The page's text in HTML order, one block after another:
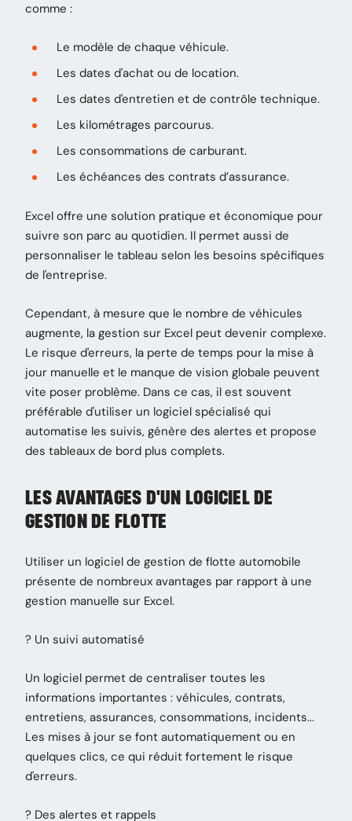
comme :
Le modèle de chaque véhicule.
Les dates d'achat ou de location.
Les dates d'entretien et de contrôle technique.
Les kilométrages parcourus.
Les consommations de carburant.
Les échéances des contrats d’assurance.
Excel offre une solution pratique et économique pour
suivre son parc au quotidien. Il permet aussi de
personnaliser le tableau selon les besoins spécifiques
de l'entreprise.
Cependant, à mesure que le nombre de véhicules
augmente, la gestion sur Excel peut devenir complexe.
Le risque d'erreurs, la perte de temps pour la mise à
jour manuelle et le manque de vision globale peuvent
vite poser problème. Dans ce cas, il est souvent
préférable d'utiliser un logiciel spécialisé qui
automatise les suivis, génère des alertes et propose
des tableaux de bord plus complets.
LES AVANTAGES D'UN LOGICIEL DE
GESTION DE FLOTTE
Utiliser un logiciel de gestion de flotte automobile
présente de nombreux avantages par rapport à une
gestion manuelle sur Excel.
? Un suivi automatisé
Un logiciel permet de centraliser toutes les
informations importantes : véhicules, contrats,
entretiens, assurances, consommations, incidents...
Les mises à jour se font automatiquement ou en
quelques clics, ce qui réduit fortement le risque
d'erreurs.
? Des alertes et rappels